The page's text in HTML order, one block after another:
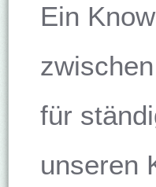
Ein
für
unseren